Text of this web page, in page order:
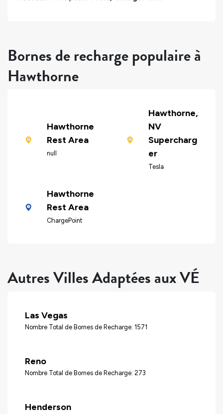
Bornes de recharge populaire à
Hawthorne
Hawthorne
Rest Area
null
Hawthorne,
NV
Supercharg
er
Tesla
Hawthorne
Rest Area
ChargePoint
Autres Villes Adaptées aux VÉ
Las Vegas
Nombre Total de Bornes de Recharge: 1571
Reno
Nombre Total de Bornes de Recharge: 273
Henderson